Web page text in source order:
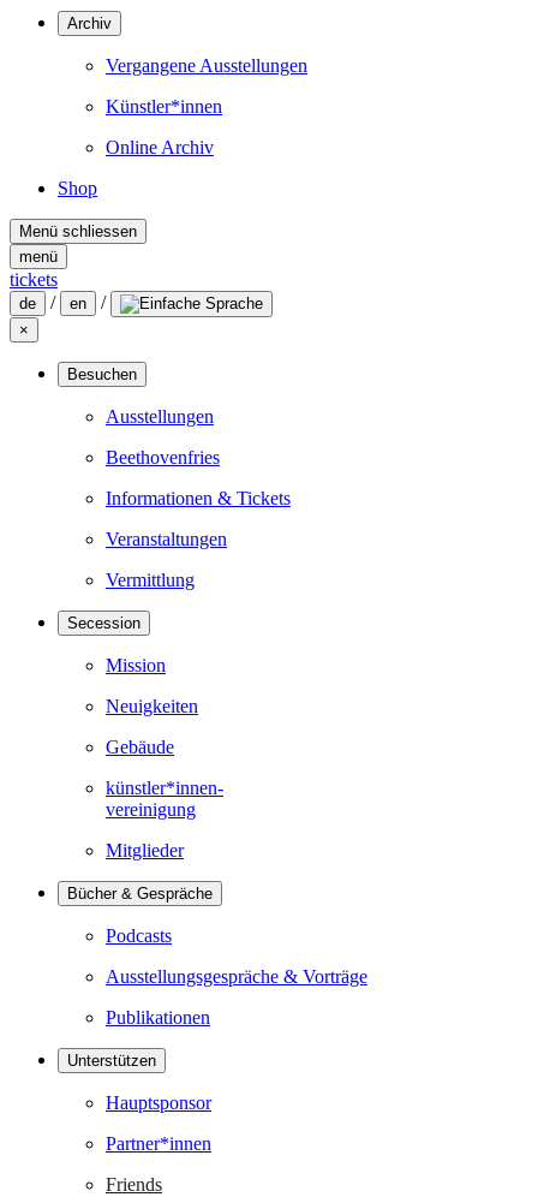
Archiv
Vergangene Ausstellungen
Künstler*innen
Online Archiv
Shop
Menü schliessen
menü
tickets
de / en /
×
Besuchen
Ausstellungen
Beethovenfries
Informationen & Tickets
Veranstaltungen
Vermittlung
Secession
Mission
Neuigkeiten
Gebäude
künstler*innen-
vereinigung
Mitglieder
Bücher & Gespräche
Podcasts
Ausstellungsgespräche & Vorträge
Publikationen
Unterstützen
Hauptsponsor
Partner*innen
Friends